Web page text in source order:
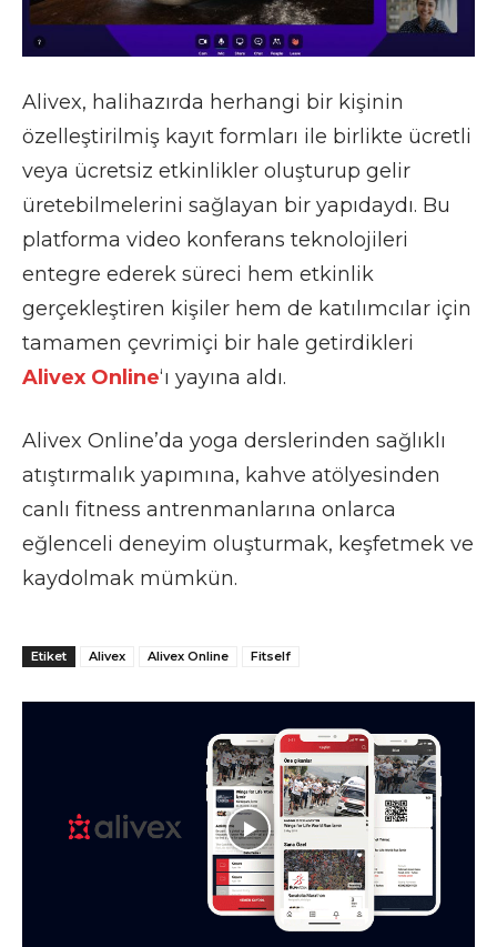
Alivex, halihazırda herhangi bir kişinin
özelleştirilmiş kayıt formları ile birlikte ücretli
veya ücretsiz etkinlikler oluşturup gelir
üretebilmelerini sağlayan bir yapıdaydı. Bu
platforma video konferans teknolojileri
entegre ederek süreci hem etkinlik
gerçekleştiren kişiler hem de katılımcılar için
tamamen çevrimiçi bir hale getirdikleri
Alivex Online‘ı yayına aldı.
Alivex Online’da yoga derslerinden sağlıklı
atıştırmalık yapımına, kahve atölyesinden
canlı fitness antrenmanlarına onlarca
eğlenceli deneyim oluşturmak, keşfetmek ve
kaydolmak mümkün.
Etiket Alivex Alivex Online Fitself